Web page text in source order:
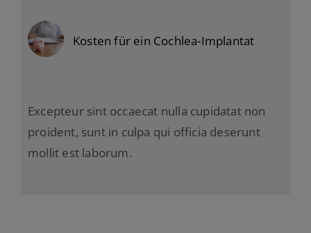
Kosten für ein Cochlea-Implantat
Excepteur sint occaecat nulla cupidatat non
proident, sunt in culpa qui officia deserunt
mollit est laborum.